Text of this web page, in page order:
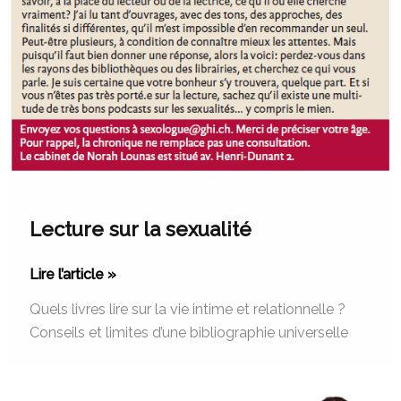
Lecture sur la sexualité
Lire l’article »
Quels livres lire sur la vie intime et relationnelle ?
Conseils et limites d’une bibliographie universelle